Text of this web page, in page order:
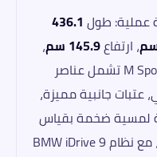
436.1
، ارتفاع145.9 سم
،
. حزمة M Sport تشمل عناصر
جانبية مميزة،
لمسية ضخمة بقياس
فوق لوحة العدادات، مع نظام BMW iDrive 9